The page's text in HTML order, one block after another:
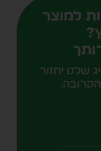
למוצר
שלנו יחזור